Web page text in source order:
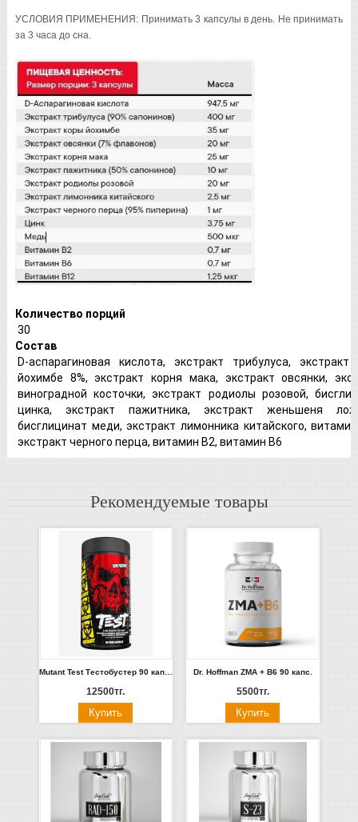
УСЛОВИЯ ПРИМЕНЕНИЯ: Принимать 3 капсулы в день. Не принимать
за 3 часа до сна.
Количество порций
30
Состав
D-аспарагиновая кислота, экстракт трибулуса, экстракт
йохимбе 8%, экстракт корня мака, экстракт овсянки,
виноградной косточки, экстракт родиолы розовой,
цинка, экстракт пажитника, экстракт женьшеня
бисглицинат меди, экстракт лимонника китайского,
экстракт черного перца, витамин В2, витамин В6
Рекомендуемые товары
Mutant Test Тестобустер 90 капсул
12500тг.
Dr. Hoffman ZMA + B6 90 капс.
5500тг.